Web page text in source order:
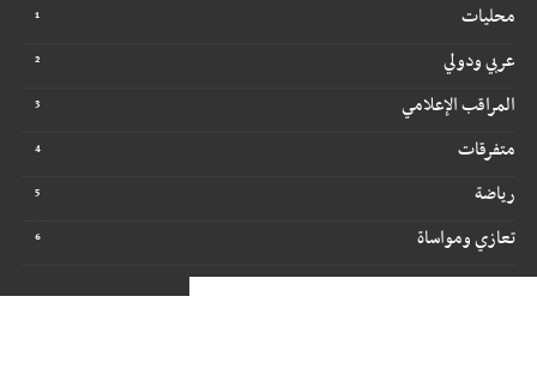
محليات
عربي ودولي
المراقب الإعلامي
متفرقات
رياضة
تعازي ومواساة